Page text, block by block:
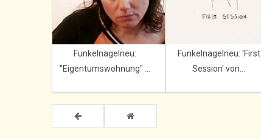
Funkelnagelneu:
"Eigentumswohnung" ...
Funkelnagelneu: 'First
Session' von...